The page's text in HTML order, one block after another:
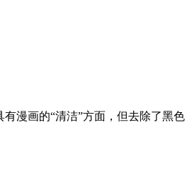
漫画的“清洁”方面，但去除了黑色